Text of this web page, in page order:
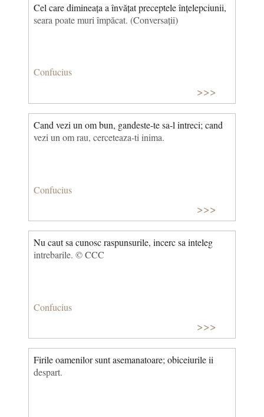
Cel care dimineața a învățat preceptele înțelepciunii,
seara poate muri împăcat. (Conversații)
Confucius
>>>
Cand vezi un om bun, gandeste-te sa-l intreci; cand
vezi un om rau, cerceteaza-ti inima.
Confucius
>>>
Nu caut sa cunosc raspunsurile, incerc sa inteleg
intrebarile. © CCC
Confucius
>>>
Firile oamenilor sunt asemanatoare; obiceiurile ii
despart.